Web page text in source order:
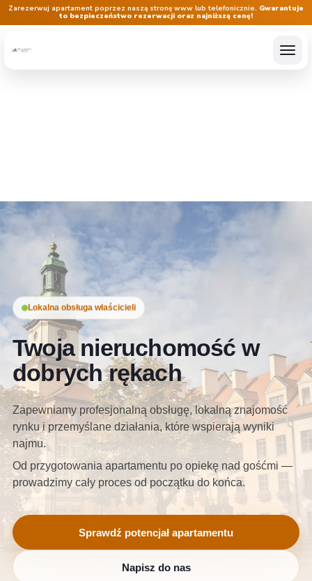
Lokalna obsługa właścicieli
Twoja nieruchomość w
dobrych rękach
Zapewniamy profesjonalną obsługę, lokalną znajomość
rynku i przemyślane działania, które wspierają wyniki
najmu.
Od przygotowania apartamentu po opiekę nad gośćmi —
prowadzimy cały proces od początku do końca.
Sprawdź potencjał apartamentu
Napisz do nas
Zarezerwuj apartament poprzez naszą stronę www lub telefonicznie. Gwarantuje
to bezpieczeństwo rezerwacji oraz najniższą cenę!